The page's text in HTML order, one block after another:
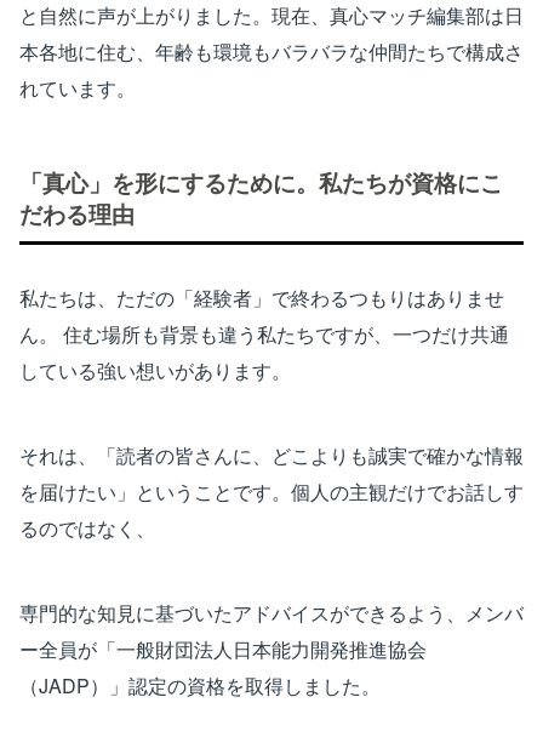
と自然に声が上がりました。現在、真心マッチ編集部は日
本各地に住む、年齢も環境もバラバラな仲間たちで構成さ
れています。
「真心」を形にするために。私たちが資格にこ
だわる理由
私たちは、ただの「経験者」で終わるつもりはありませ
ん。 住む場所も背景も違う私たちですが、一つだけ共通
している強い想いがあります。
それは、「読者の皆さんに、どこよりも誠実で確かな情報
を届けたい」ということです。個人の主観だけでお話しす
るのではなく、
専門的な知見に基づいたアドバイスができるよう、メンバ
ー全員が「一般財団法人日本能力開発推進協会
（JADP）」認定の資格を取得しました。